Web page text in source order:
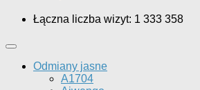
Łączna liczba wizyt: 1 333 358
Odmiany jasne
A1704